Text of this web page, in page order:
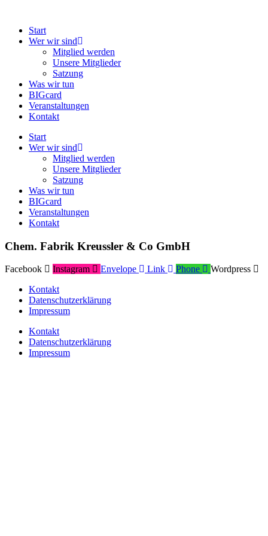
springenStart
Wer wir sind
Mitglied werden
Unsere Mitglieder
Satzung
Was wir tun
BIGcard
Veranstaltungen
Kontakt
Start
Wer wir sind
Mitglied werden
Unsere Mitglieder
Satzung
Was wir tun
BIGcard
Veranstaltungen
Kontakt
Chem. Fabrik Kreussler & Co GmbH
Facebook Instagram Envelope Link Phone
Wordpress
Kontakt
Datenschutzerklärung
Impressum
Kontakt
Datenschutzerklärung
Impressum